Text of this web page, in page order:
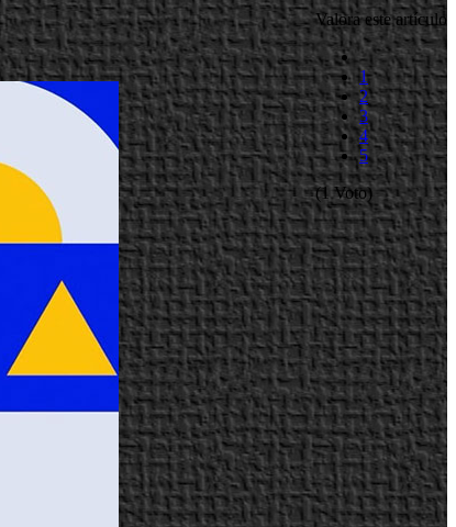
Valora este artículo
1
2
3
4
5
(1 Voto)